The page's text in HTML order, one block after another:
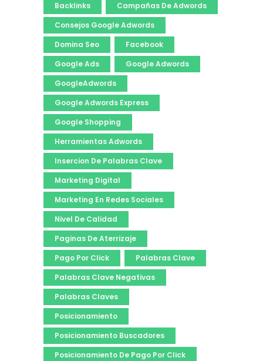
Backlinks
Campañas De Adwords
Consejos Google Adwords
Domina Seo
Facebook
Google Ads
Google Adwords
GoogleAdwords
Google Adwords Express
Google Shopping
Herramientas Adwords
Insercion De Palabras Clave
Marketing Digital
Marketing En Redes Sociales
Nivel De Calidad
Paginas De Aterrizaje
Pago Por Click
Palabras Clave
Palabras Clave Negativas
Palabras Claves
Posicionamiento
Posicionamiento Buscadores
Posicionamiento De Pago Por Click